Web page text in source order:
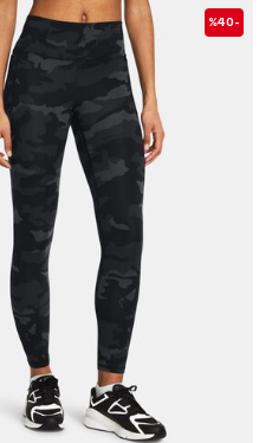
-%40